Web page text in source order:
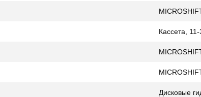
Кассета,
Дисковые